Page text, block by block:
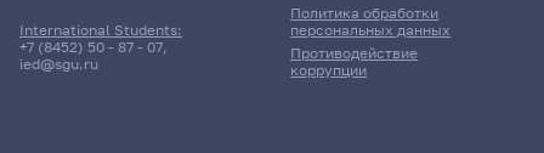
International Students:
+7 (8452) 50 - 87 - 07,
ied@sgu.ru
Политика обработки
персональных данных
Противодействие
коррупции